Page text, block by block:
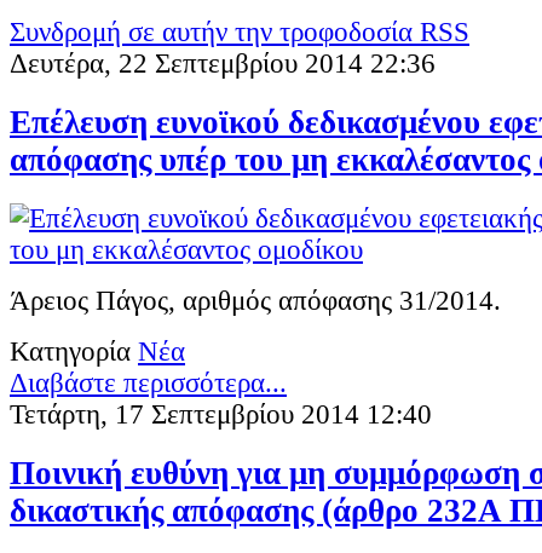
Συνδρομή σε αυτήν την τροφοδοσία RSS
Δευτέρα, 22 Σεπτεμβρίου 2014 22:36
Επέλευση ευνοϊκού δεδικασμένου
απόφασης υπέρ του μη εκκαλέσαντος
Άρειος Πάγος, αριθμός απόφασης 31/2014.
Κατηγορία Νέα
Διαβάστε περισσότερα...
Τετάρτη, 17 Σεπτεμβρίου 2014 12:40
Ποινική ευθύνη για μη συμμόρφωση
δικαστικής απόφασης (άρθρο 232Α